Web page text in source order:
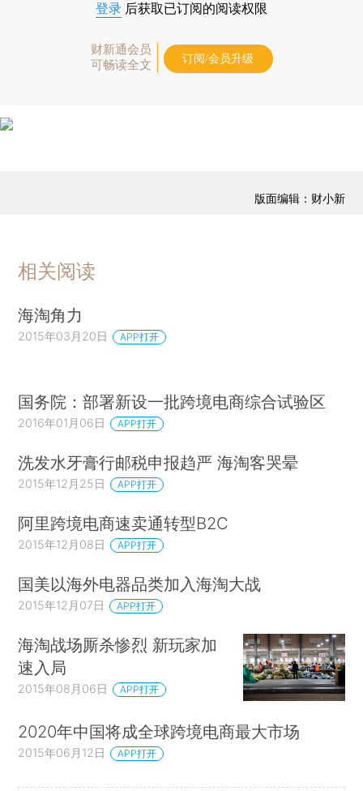
登录 后获取已订阅的阅读权限
财新通会员
可畅读全文
订阅/会员升级
版面编辑：财小新
相关阅读
海淘角力
2015年03月20日 APP打开
国务院：部署新设一批跨境电商综合试验区
2016年01月06日 APP打开
洗发水牙膏行邮税申报趋严 海淘客哭晕
2015年12月25日 APP打开
阿里跨境电商速卖通转型B2C
2015年12月08日 APP打开
国美以海外电器品类加入海淘大战
2015年12月07日 APP打开
海淘战场厮杀惨烈 新玩家加
速入局
2015年08月06日 APP打开
2020年中国将成全球跨境电商最大市场
2015年06月12日 APP打开